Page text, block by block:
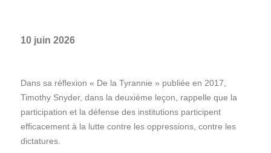
10 juin 2026
Dans sa réflexion « De la Tyrannie » publiée en 2017,
Timothy Snyder, dans la deuxième leçon, rappelle que la
participation et la défense des institutions participent
efficacement à la lutte contre les oppressions, contre les
dictatures.